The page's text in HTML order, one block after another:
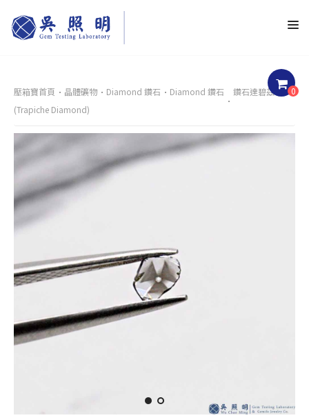
0
壓箱寶首頁 晶體礦物 Diamond 鑽石 Diamond 鑽石
鑽石達碧茲
(Trapiche Diamond)